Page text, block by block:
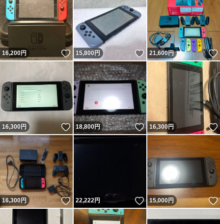
16,200円 いいね！
15,800円 いいね！
21,600円
16,300円 いいね！
18,800円 いいね！
16,300円
16,300円 いいね！
22,222円 いいね！
15,000円